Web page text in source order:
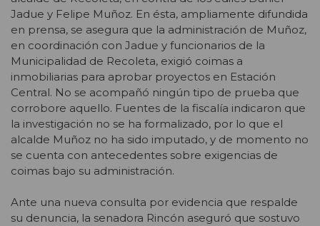
Jadue y Felipe Muñoz. En ésta, ampliamente difundida
en prensa, se asegura que la administración de Muñoz,
en coordinación con Jadue y funcionarios de la
Municipalidad de Recoleta, exigió coimas a
inmobiliarias para aprobar proyectos en Estación
Central. No se acompañó ningún tipo de prueba que
corrobore aquello. Fuentes de la fiscalía indicaron que
la investigación no se ha formalizado, por lo que el
alcalde Muñoz no ha sido imputado, y de momento no
se cuenta con antecedentes sobre exigencias de
coimas bajo su administración.
Ante una nueva consulta por evidencia que respalde
su denuncia, la senadora Rincón aseguró que sostuvo